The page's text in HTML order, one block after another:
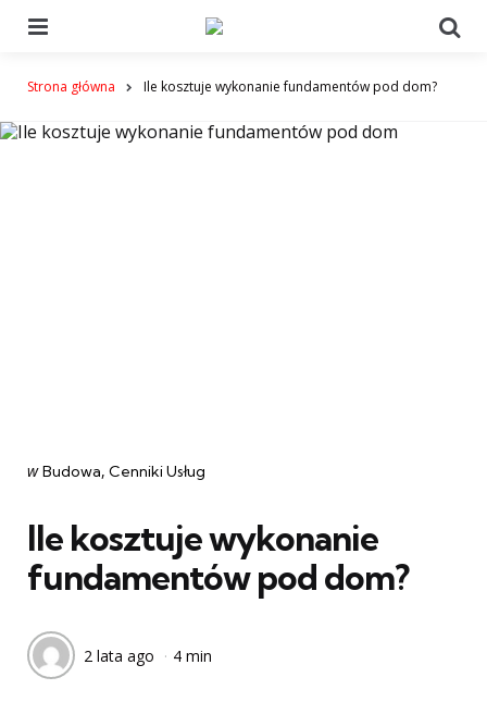
Strona główna Ile kosztuje wykonanie fundamentów pod dom?
Categories
post
w Budowa Cenniki Usług
Ile kosztuje wykonanie
fundamentów pod dom?
2 lata ago 4 min